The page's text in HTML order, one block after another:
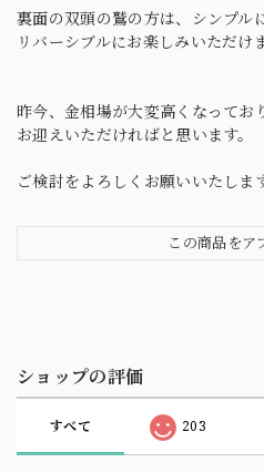
裏面の双頭の鷲の方は、シンプル
リバーシブルにお楽しみいただけ
昨今、金相場が大変高くなってお
お迎えいただければと思います。
ご検討をよろしくお願いいたしま
この商品をア
ショップの評価
すべて 203